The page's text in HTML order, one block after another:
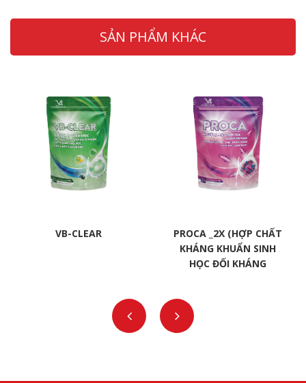
SẢN PHẨM KHÁC
VB-CLEAR
PROCA _2X (HỢP CHẤT
KHÁNG KHUẨN SINH
HỌC ĐỐI KHÁNG